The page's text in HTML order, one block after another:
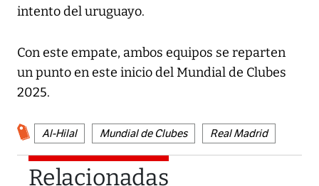
intento del uruguayo.
Con este empate, ambos equipos se reparten
un punto en este inicio del Mundial de Clubes
2025.
Al-Hilal Mundial de Clubes Real Madrid
Relacionadas